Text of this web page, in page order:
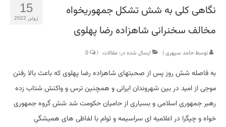
15
ژوئن 2022
نگاهی کلی به شش تشکل جمهوریخواه
مخالف سخنرانی شاهزاده رضا پهلوی
توسطحامد سپهری | ارسال شده در: مقالات |
به فاصله شش روز پس از صحبتهای شاهزاده رضا پهلوی که باعث بالا رفتن
موجی از امید در بین شهروندان ایرانی و همچنین ترس و واکنش شتاب زده
رهبر جمهوری اسلامی و بسیاری از حامیان حکومت شد شش گروه جمهوری
خواه و چپگرا در اعلامیه ای سراسیمه و توام با لفاظی های همیشگیِ